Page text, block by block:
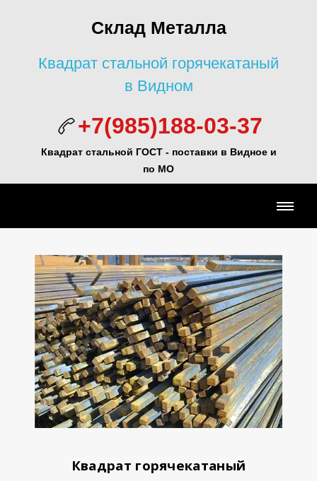
Склад Металла
Квадрат стальной горячекатаный
в Видном
+7(985)188-03-37
Квадрат стальной ГОСТ - поставки в Видное и
по МО
Квадрат горячекатаный